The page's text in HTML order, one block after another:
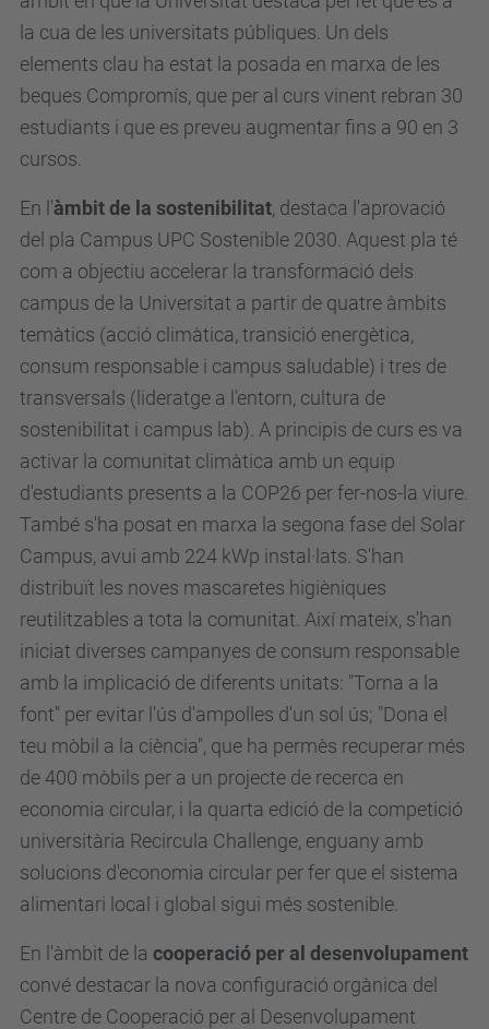
la cua de les universitats públiques. Un dels
elements clau ha estat la posada en marxa de les
beques Compromís, que per al curs vinent rebran 30
estudiants i que es preveu augmentar fins a 90 en 3
cursos.
En l'àmbit de la sostenibilitat, destaca l'aprovació
del pla Campus UPC Sostenible 2030. Aquest pla té
com a objectiu accelerar la transformació dels
campus de la Universitat a partir de quatre àmbits
temàtics (acció climàtica, transició energètica,
consum responsable i campus saludable) i tres de
transversals (lideratge a l'entorn, cultura de
sostenibilitat i campus lab). A principis de curs es va
activar la comunitat climàtica amb un equip
d'estudiants presents a la COP26 per fer-nos-la viure.
També s'ha posat en marxa la segona fase del Solar
Campus, avui amb 224 kWp instal·lats. S'han
distribuït les noves mascaretes higièniques
reutilitzables a tota la comunitat. Així mateix, s'han
iniciat diverses campanyes de consum responsable
amb la implicació de diferents unitats: "Torna a la
font" per evitar l'ús d'ampolles d'un sol ús; "Dona el
teu mòbil a la ciència", que ha permès recuperar més
de 400 mòbils per a un projecte de recerca en
economia circular, i la quarta edició de la competició
universitària Recircula Challenge, enguany amb
solucions d'economia circular per fer que el sistema
alimentari local i global sigui més sostenible.
En l'àmbit de la cooperació per al desenvolupament
convé destacar la nova configuració orgànica del
Centre de Cooperació per al Desenvolupament